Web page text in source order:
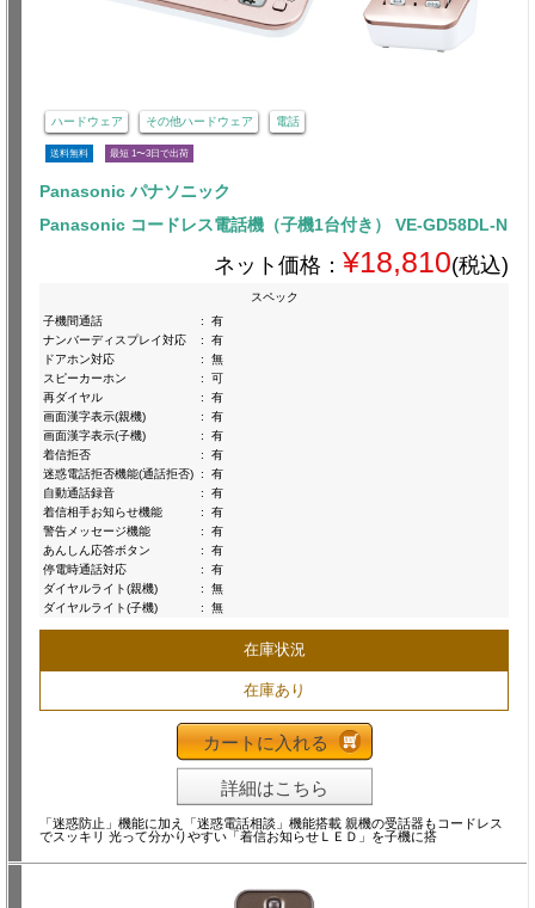
ハードウェア その他ハードウェア 電話
送料無料 最短 1〜3日で出荷
Panasonic パナソニック
Panasonic コードレス電話機（子機1台付き） VE-GD58DL-N
ネット価格： ¥18,810(税込)
スペック
子機間通話
:
有
ナンバーディスプレイ対応
:
有
ドアホン対応
:
無
スピーカーホン
:
可
再ダイヤル
:
有
画面漢字表示(親機)
:
有
画面漢字表示(子機)
:
有
着信拒否
:
有
迷惑電話拒否機能(通話拒否) :
有
自動通話録音
:
有
着信相手お知らせ機能
:
有
警告メッセージ機能
:
有
あんしん応答ボタン
:
有
停電時通話対応
:
有
ダイヤルライト(親機)
:
無
ダイヤルライト(子機)
: 無
在庫状況
在庫あり
カートに入れる
詳細はこちら
「迷惑防止」機能に加え「迷惑電話相談」機能搭載 親機の受話器もコードレス
でスッキリ 光って分かりやすい「着信お知らせＬＥＤ」を子機に搭